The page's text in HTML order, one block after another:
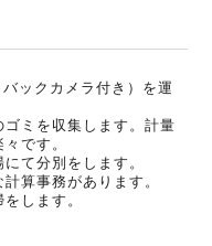
ックカメラ付き）を運
ミを収集します。計量
です。
て分別をします。
算事務があります。
します。